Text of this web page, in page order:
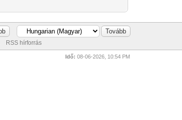
RSS hírforrás
Idő: 08-06-2026, 10:54 PM